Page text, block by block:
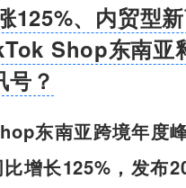
125%、内贸型
Shop东南亚
号？
东南亚跨境年度
增长125%，发布